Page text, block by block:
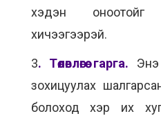
хэдэн
хичээгээрэй.
3. Төлөвлөгөө гарга.
зохицуулах
болоход хэр их